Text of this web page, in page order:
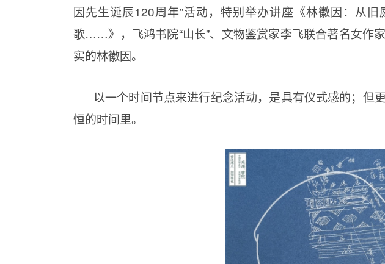
因先生诞辰120周年”活动，特别举办讲座《林徽因：从
歌……》，飞鸿书院“山长”、文物鉴赏家李飞联合著名女作
实的林徽因。
以一个时间节点来进行纪念活动，是具有仪式感的；但
恒的时间里。